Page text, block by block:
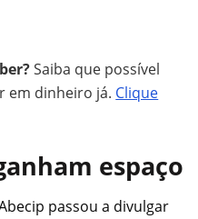
Saiba que possível
em dinheiro já. Clique
espaço
passou a divulgar